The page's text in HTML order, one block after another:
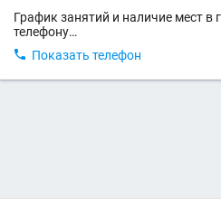
График занятий и наличие мест в
телефону…
 Показать телефон